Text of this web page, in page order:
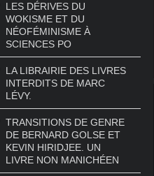
LES DÉRIVES DU
WOKISME ET DU
NÉOFÉMINISME À
SCIENCES PO
LA LIBRAIRIE DES LIVRES
INTERDITS DE MARC
LÉVY.
TRANSITIONS DE GENRE
DE BERNARD GOLSE ET
KEVIN HIRIDJEE. UN
LIVRE NON MANICHÉEN